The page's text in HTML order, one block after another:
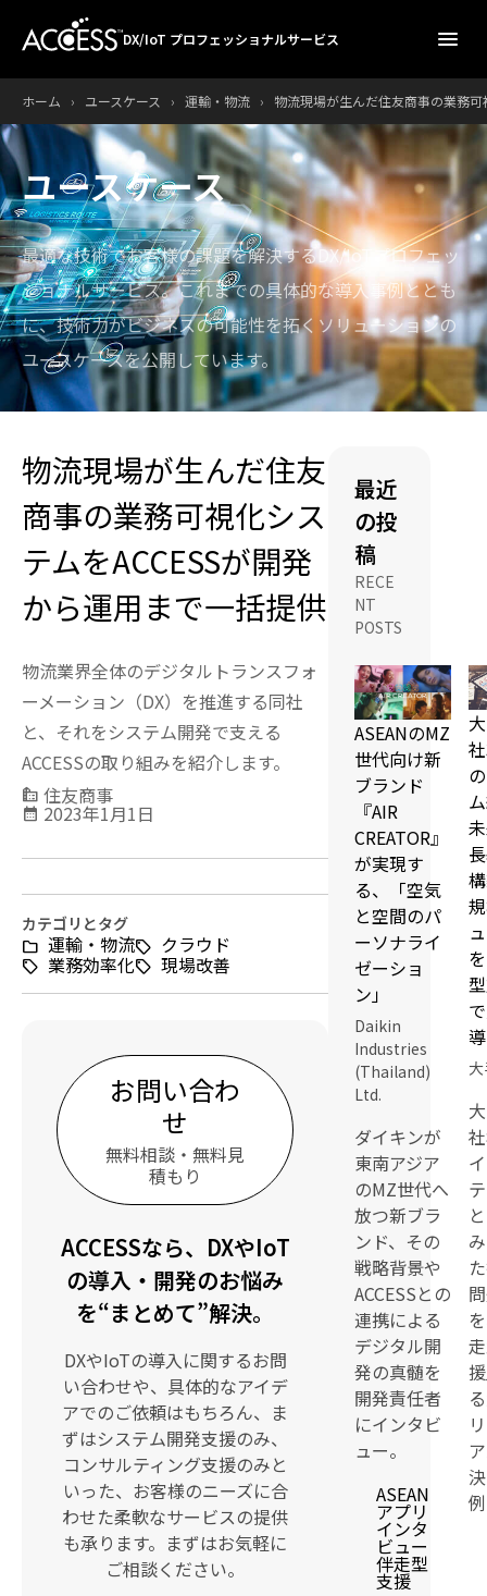
DX/IoT プロフェッショナルサービス menu
ホーム › ユースケース › 運輸・物流 › 物流現場が生んだ住友商事の業務
ユースケース
最適な技術でお客様の課題を解決するDX/IoTプロフェッ
ショナルサービス。これまでの具体的な導入事例ととも
に、技術力がビジネスの可能性を拓くソリューションの
ユースケースを公開しています。
物流現場が生んだ住友
商事の業務可視化シス
テムをACCESSが開発
から運用まで一括提供
物流業界全体のデジタルトランスフォ
ーメーション（DX）を推進する同社
と、それをシステム開発で支える
ACCESSの取り組みを紹介します。
source_environment 住友商事
calendar_month 2023年1月1日
カテゴリとタグ
運輸・物流 クラウド
業務効率化 現場改善
お問い合わ
せ
無料相談・無料見
積もり
ACCESSなら、DXやIoT
の導入・開発のお悩み
を“まとめて”解決。
DXやIoTの導入に関するお問
い合わせや、具体的なアイデ
アでのご依頼はもちろん、ま
ずはシステム開発支援のみ、
コンサルティング支援のみと
いった、お客様のニーズに合
わせた柔軟なサービスの提供
も承ります。まずはお気軽に
ご相談ください。
最近
の投
稿
RECE
NT
POSTS
ASEANのMZ
世代向け新
ブランド
『AIR
CREATOR』
が実現す
る、「空気
と空間のパ
ーソナライ
ゼーショ
ン」
Daikin
Industries
(Thailand)
Ltd.
ダイキンが
東南アジア
のMZ世代へ
放つ新ブラ
ンド、その
戦略背景や
ACCESSとの
連携による
デジタル開
発の真髄を
開発責任者
にインタビ
ュー。
ASEAN
アプリ
インタ
ビュー
伴走型
支援